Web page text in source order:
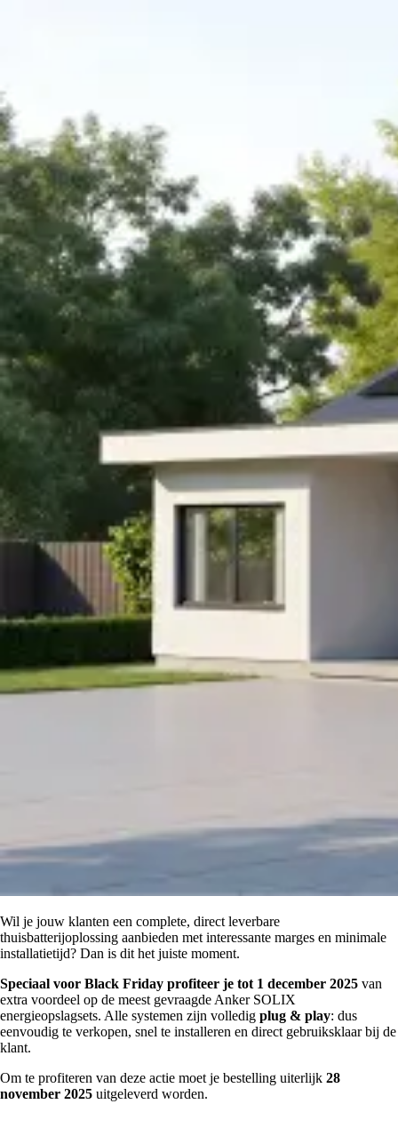
Wil je jouw klanten een complete, direct leverbare
thuisbatterijoplossing aanbieden met interessante marges en minimale
installatietijd? Dan is dit het juiste moment.
Speciaal voor Black Friday profiteer je tot 1 december 2025 van
extra voordeel op de meest gevraagde Anker SOLIX
energieopslagsets. Alle systemen zijn volledig plug & play: dus
eenvoudig te verkopen, snel te installeren en direct gebruiksklaar bij de
klant.
Om te profiteren van deze actie moet je bestelling uiterlijk 28
november 2025 uitgeleverd worden.